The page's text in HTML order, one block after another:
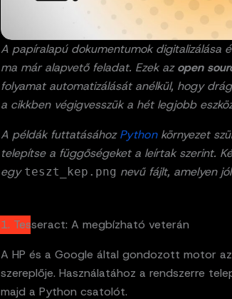
A papíralapú dokumentumok digitalizálása
ma már alapvető feladat. Ezek azopen
folyamat automatizálását anélkül, hogy
a cikkben végigvesszük a hét legjobb
A példák futtatásáhozPython környezet
telepítse a függőségeket a leírtak szerint.
egy teszt_kep.png nevű fájlt, amelyen
1. Tesseract: A megbízható veterán
A HP és a Google által gondozott motor
szereplője. Használatához a rendszerre
majd a Python csatolót.